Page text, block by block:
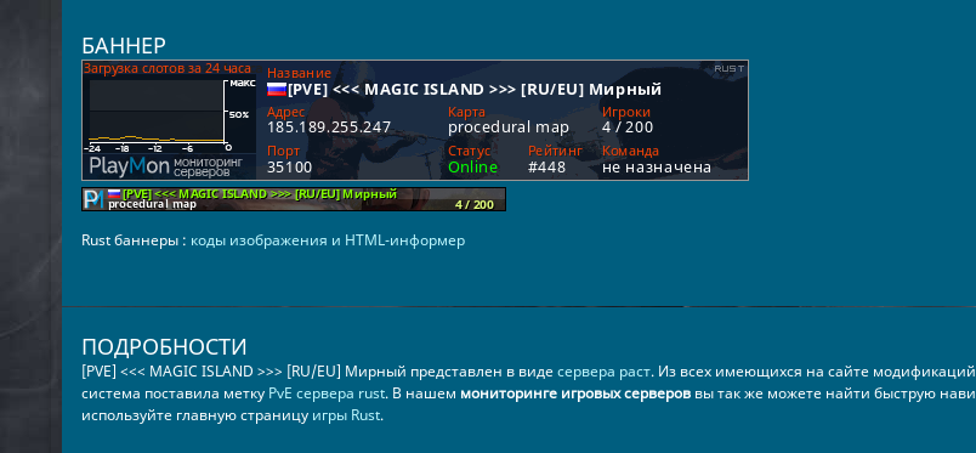
БАННЕР
Rust баннеры : коды изображения и HTML-информер
ПОДРОБНОСТИ
[PVE] <<< MAGIC ISLAND >>> [RU/EU] Мирный представлен в видесервера раст. Из всех имеющихся на сайте модификаций
система поставила метку PvE сервера rust. В нашем мониторинге игровых сервероввы так же можете найти быструю
используйте главную страницу игры Rust.